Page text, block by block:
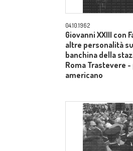
04.10.1962
Giovanni XXIII con
altre personalità
banchina della
Roma Trastevere -
americano